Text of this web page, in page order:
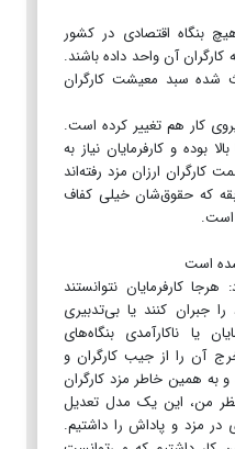
بنگاه اقتصادی در کشور
را به کارگران آن واحد داده باشند.
شده سبد معیشت کارگران
کار هم تغییر کرده است.
بوده و کارفرمایان نیاز به
کارگران ارزان مزد رفته‌اند
که حقوق‌شان خیلی کفاف
است.
است
هرجا کارفرمایان نتوانستند
جبران کنند یا بی‌تدبیری
یا ناکارآمدی بنگاه‌های
آن را از جیب کارگران و
به همین خاطر مزد کارگران
من، این یک مدل تعدیل
مزد و پاداش را داشتیم.